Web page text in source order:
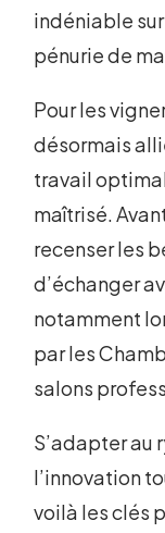
indéniable
pénurie de
Pour les
désormais
travail
maîtrisé.
recenser les
d’échanger
notamment
par les
salons
S’adapter au
l’innovation
voilà les clés